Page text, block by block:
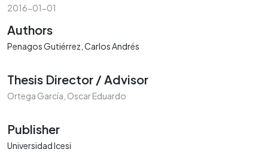
2016-01-01
Authors
Penagos Gutiérrez, Carlos Andrés
Thesis Director / Advisor
Ortega García, Oscar Eduardo
Publisher
Universidad Icesi